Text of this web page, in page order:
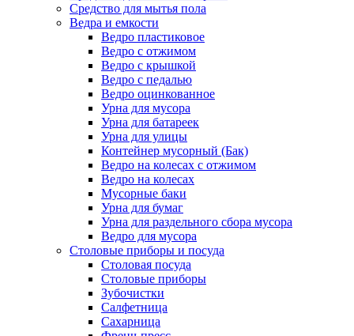
Средство для мытья пола
Ведра и емкости
Ведро пластиковое
Ведро с отжимом
Ведро с крышкой
Ведро с педалью
Ведро оцинкованное
Урна для мусора
Урна для батареек
Урна для улицы
Контейнер мусорный (Бак)
Ведро на колесах с отжимом
Ведро на колесах
Мусорные баки
Урна для бумаг
Урна для раздельного сбора мусора
Ведро для мусора
Столовые приборы и посуда
Столовая посуда
Столовые приборы
Зубочистки
Салфетница
Сахарница